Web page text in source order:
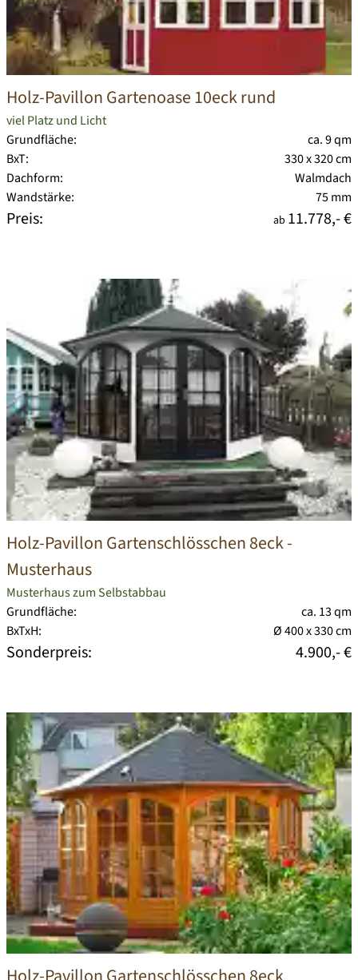
Holz-Pavillon Gartenoase 10eck rund
viel Platz und Licht
Grundfläche:
ca. 9 qm
BxT:
330 x 320 cm
Dachform:
Walmdach
Wandstärke:
75 mm
Preis: ab 11.778,- €
Holz-Pavillon Gartenschlösschen 8eck-
Musterhaus
Musterhaus zum Selbstabbau
Grundfläche:
ca. 13 qm
BxTxH:
Ø 400 x 330 cm
Sonderpreis: 4.900,- €